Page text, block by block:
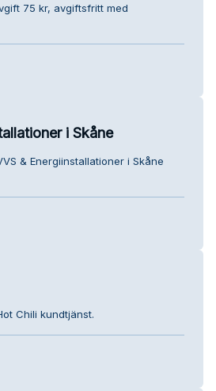
75 kr, avgiftsfritt med
i Skåne
& Energiinstallationer i Skåne
Chili kundtjänst.